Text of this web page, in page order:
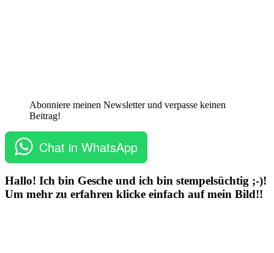
Abonniere meinen Newsletter und verpasse keinen
Beitrag!
Chat in WhatsApp
Hallo! Ich bin Gesche und ich bin stempelsüchtig ;-)!
Um mehr zu erfahren klicke einfach auf mein Bild!!